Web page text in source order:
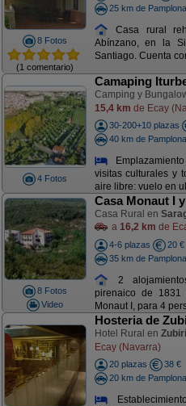
8 Fotos
(1 comentario)
25 km de Pamplona
Casa rural
Abínzano, en la
Santiago. Cuenta
4 Fotos
Camaping
Camping y
15,4 km de Ecay
30-200+10 plazas
40 km de Pamplona
visitas culturales y
aire libre: vuelo en
8 Fotos
Video
Casa Monaut I
Casa Rural en
a 16,2 km de
4-6 plazas
20 €
35 km de Pamplona
2
pirenaico de
Monaut I, para 4
Hosteria de
Hotel Rural en Zubiri
Ecay (Navarra)
20 plazas
38 €
20 km de Pamplona